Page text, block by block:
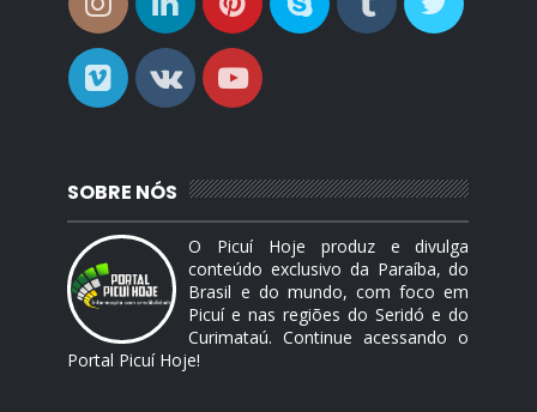
SOBRE NÓS
O Picuí Hoje produz e divulga
conteúdo exclusivo da Paraíba, do
Brasil e do mundo, com foco em
Picuí e nas regiões do Seridó e do
Curimataú. Continue acessando o
Portal Picuí Hoje!